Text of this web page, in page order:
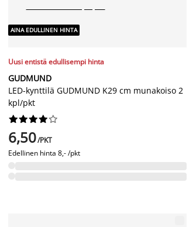
AINA EDULLINEN HINTA
Uusi entistä edullisempi hinta
GUDMUND
LED-kynttilä GUDMUND K29 cm munakoiso 2
kpl/pkt






6,50/PKT
Edellinen hinta 8,- /pkt